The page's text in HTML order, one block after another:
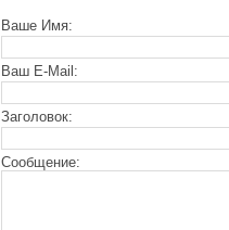
Ваше Имя:
Ваш E-Mail:
Заголовок:
Сообщение: